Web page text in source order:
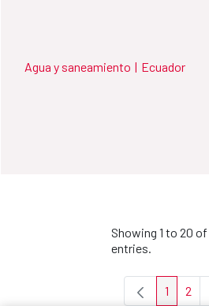
Agua y saneamiento | Ecuador
Showing 1 to 20 of
entries.
Page
1 2